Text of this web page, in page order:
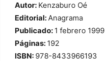
Autor: Kenzaburo Oé
Editorial:Anagrama
Publicado: 1 febrero 1999
Páginas: 192
ISBN: 978-8433966193